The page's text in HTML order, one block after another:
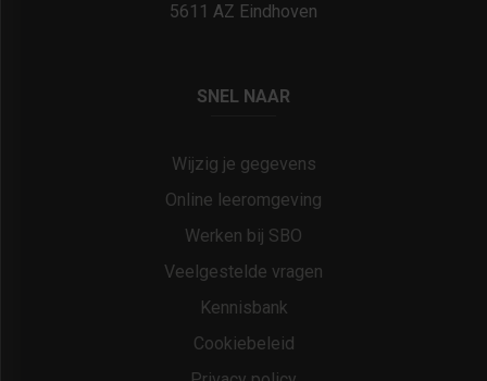
5611 AZ Eindhoven
SNEL NAAR
Wijzig je gegevens
Online leeromgeving
Werken bij SBO
Veelgestelde vragen
Kennisbank
Cookiebeleid